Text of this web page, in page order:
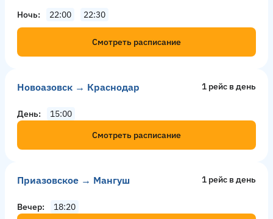
Ночь 22:00 22:30
Смотреть расписание
Новоазовск → Краснодар 1 рейс в день
День
15:00
Смотреть расписание
Приазовское → Мангуш 1 рейс в день
Вечер
18:20